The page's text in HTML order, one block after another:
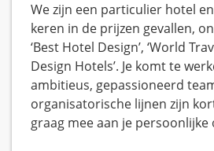
We zijn een particulier hotel
keren in de prijzen gevallen,
‘Best Hotel Design’, ‘World
Design Hotels’. Je komt te
ambitieus, gepassioneerd
organisatorische lijnen zijn
graag mee aan je persoonlijke